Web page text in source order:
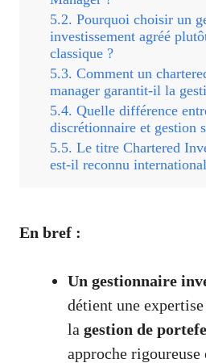
Pourquoi choisir un
investissement agréé
classique ?
Comment un
manager garantit-il la
Quelle différence
discrétionnaire et gestion
Le titre Chartered
est-il reconnu
En bref :
Un gestionnaire
détient une
la gestion de
approche rigoureuse